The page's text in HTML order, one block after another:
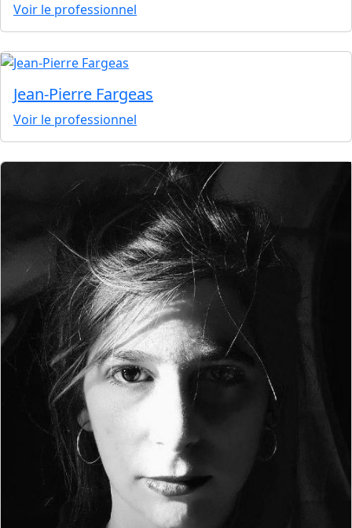
Voir le professionnel
Jean-Pierre Fargeas
Voir le professionnel